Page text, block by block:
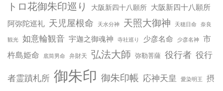
トロ花御朱印巡り
大阪新四十八願所 大阪新四十八願所
阿弥陀巡礼 天児屋根命 天水分神 天照大御神 天穂日命 奈良
観光 如意輪観音 宇迦之御魂神 寺社巡り 少彦名命 少彦名神 市
杵島姫命
底筒男命 弁財天 弘法大師 弥勒菩薩 役行者 役行
者霊蹟札所 御朱印 御朱印帳 応神天皇 愛染明王
摂